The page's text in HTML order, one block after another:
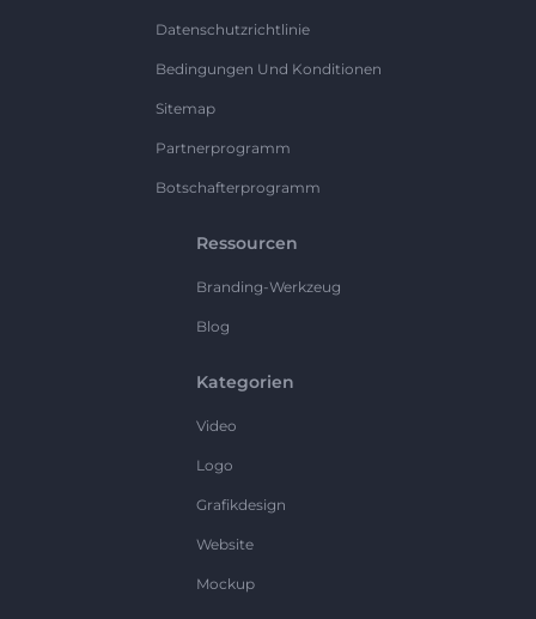
Datenschutzrichtlinie
Bedingungen Und Konditionen
Sitemap
Partnerprogramm
Botschafterprogramm
Ressourcen
Branding-Werkzeug
Blog
Kategorien
Video
Logo
Grafikdesign
Website
Mockup